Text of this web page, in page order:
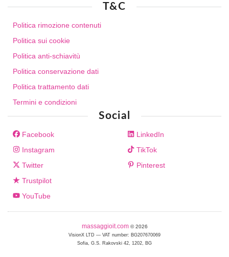
T&C
Politica rimozione contenuti
Politica sui cookie
Politica anti-schiavitù
Politica conservazione dati
Politica trattamento dati
Termini e condizioni
Social
Facebook
Instagram
Twitter
Trustpilot
YouTube
LinkedIn
TikTok
Pinterest
massaggioit.com © 2026
VisionX LTD — VAT number: BG207670069
Sofia, G.S. Rakovski 42, 1202, BG